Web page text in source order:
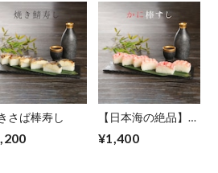
さば棒寿し
【日本海の絶品】蟹
司／鮨）
¥1,400